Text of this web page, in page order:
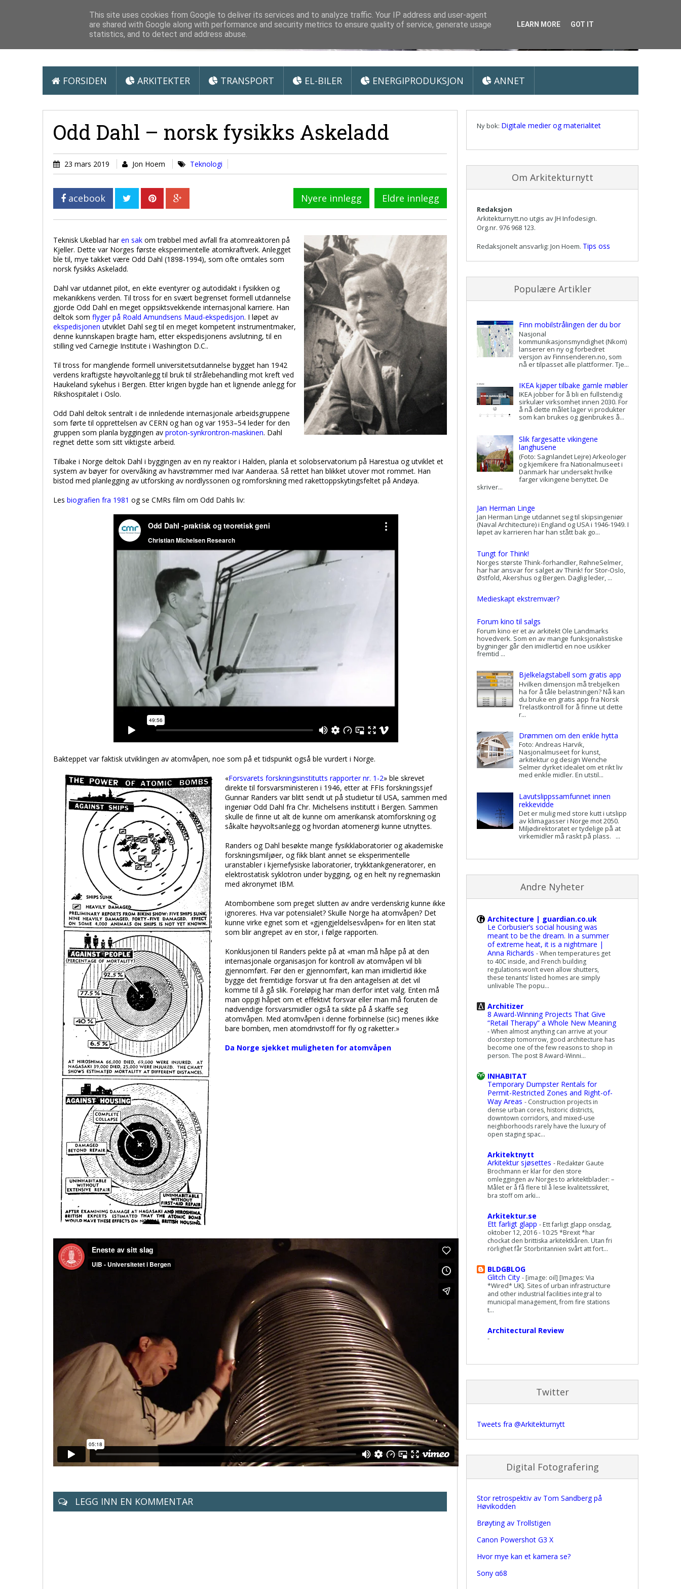
Arkitektur & Miljøteknologi
FORSIDEN ARKITEKTER TRANSPORT EL-BILER ENERGIPRODUKSJON ANNET
Odd Dahl – norsk fysikks Askeladd
23 mars 2019 Jon Hoem Teknologi
acebook Nyere innlegg Eldre innlegg
Teknisk Ukeblad haren sak om trøbbel med avfall fra atomreaktoren på
Kjeller. Dette var Norges første eksperimentelle atomkraftverk. Anlegget
ble til, mye takket være Odd Dahl (1898-1994), som ofte omtales som
norsk fysikks Askeladd.
Dahl var utdannet pilot, en ekte eventyrer og autodidakt i fysikken og
mekanikkens verden. Til tross for en svært begrenset formell utdannelse
gjorde Odd Dahl en meget oppsiktsvekkende internasjonal karriere. Han
deltok som flyger på Roald Amundsens Maud-ekspedisjon. I løpet av
ekspedisjonen utviklet Dahl seg til en meget kompetent instrumentmaker,
denne kunnskapen bragte ham, etter ekspedisjonens avslutning, til en
stilling ved Carnegie Institute i Washington D.C..
Til tross for manglende formell universitetsutdannelse bygget han 1942
verdens kraftigste høyvoltanlegg til bruk til strålebehandling mot kreft ved
Haukeland sykehus i Bergen. Etter krigen bygde han et lignende anlegg for
Rikshospitalet i Oslo.
Odd Dahl deltok sentralt i de innledende internasjonale arbeidsgruppene
som førte til opprettelsen av CERN og han og var 1953–54 leder for den
gruppen som planla byggingen av proton-synkrontron-maskinen. Dahl
regnet dette som sitt viktigste arbeid.
Tilbake i Norge deltok Dahl i byggingen av en ny reaktor i Halden, planla et solobservatorium på Harestua og utviklet et
system av bøyer for overvåking av havstrømmer med Ivar Aanderaa. Så rettet han blikket utover mot rommet. Han
bistod med planlegging av utforsking av nordlyssonen og romforskning med rakettoppskytingsfeltet på Andøya.
Les biografien fra 1981 og se CMRs film om Odd Dahls liv:
Bakteppet var faktisk utviklingen av atomvåpen, noe som på et tidspunkt også ble vurdert i Norge.
«Forsvarets forskningsinstitutts rapporter nr. 1-2​» ble skrevet
direkte til forsvarsministeren i 1946, etter at FFIs forskningssjef
Gunnar Randers var blitt sendt ut på studietur til USA, sammen med
ingeniør Odd Dahl fra Chr. Michelsens institutt i Bergen. Sammen
skulle de finne ut alt de kunne om amerikansk atomforskning og
såkalte høyvoltsanlegg og hvordan atomenergi kunne utnyttes.
Randers og Dahl besøkte mange fysikklaboratorier og akademiske
forskningsmiljøer, og fikk blant annet se eksperimentelle
uranstabler i kjernefysiske laboratorier, trykktankgeneratorer, en
elektrostatisk syklotron under bygging, og en helt ny regnemaskin
med akronymet IBM.
Atombombene som preget slutten av andre verdenskrig kunne ikke
ignoreres. Hva var potensialet? Skulle Norge ha atomvåpen? Det
kunne virke egnet som et «gjengjeldelsesvåpen» for en liten stat
som blir angrepet av en stor, i følge rapporten.
Konklusjonen til Randers pekte på at «man må håpe på at den
internasjonale organisasjon for kontroll av atomvåpen vil bli
gjennomført. Før den er gjennomført, kan man imidlertid ikke
bygge det fremtidige forsvar ut fra den antagelsen at det vil
komme til å gå slik. Foreløpig har man derfor intet valg. Enten må
man oppgi håpet om et effektivt forsvar eller man må foruten de
nødvendige forsvarsmidler også ta sikte på å skaffe seg
atomvåpen. Med atomvåpen i denne forbinnelse (sic) menes ikke
bare bomben, men atomdrivstoff for fly og raketter.»
Da Norge sjekket muligheten for atomvåpen
LEGG INN EN KOMMENTAR
Ny bok: Digitale medier og materialitet
Om Arkitekturnytt
Redaksjon
Arkitekturnytt.no utgis av JH Infodesign.
Org.nr. 976 968 123.
Redaksjonelt ansvarlig: Jon Hoem. Tips oss
Populære Artikler
Finn mobilstrålingen der du bor
Nasjonal
kommunikasjonsmyndighet (Nkom)
lanserer en ny og forbedret
versjon av Finnsenderen.no, som
nå er tilpasset alle plattformer. Tje...
IKEA kjøper tilbake gamle møbler
IKEA jobber for å bli en fullstendig
sirkulær virksomhet innen 2030. For
å nå dette målet lager vi produkter
som kan brukes og gjenbrukes å...
Slik fargesatte vikingene
langhusene
(Foto: Sagnlandet Lejre) Arkeologer
og kjemikere fra Nationalmuseet i
Danmark har undersøkt hvilke
farger vikingene benyttet. De
skriver...
Jan Herman Linge
Jan Herman Linge utdannet seg til skipsingeniør
(Naval Architecture) i England og USA i 1946-1949. I
løpet av karrieren har han stått bak go...
Tungt for Think!
Norges største Think-forhandler, RøhneSelmer,
har har ansvar for salget av Think! for Stor-Oslo,
Østfold, Akershus og Bergen. Daglig leder, ...
Medieskapt ekstremvær?
Forum kino til salgs
Forum kino er et av arkitekt Ole Landmarks
hovedverk. Som en av mange funksjonalistiske
bygninger går den imidlertid en noe usikker
fremtid ...
Bjelkelagstabell som gratis app
Hvilken dimensjon må trebjelken
ha for å tåle belastningen? Nå kan
du bruke en gratis app fra Norsk
Trelastkontroll for å finne ut dette
r...
Drømmen om den enkle hytta
Foto: Andreas Harvik,
Nasjonalmuseet for kunst,
arkitektur og design Wenche
Selmer dyrket idealet om et rikt liv
med enkle midler. En utstil...
Lavutslippssamfunnet innen
rekkevidde
Det er mulig med store kutt i utslipp
av klimagasser i Norge mot 2050.
Miljødirektoratet er tydelige på at
virkemidler må raskt på plass. ...
Andre Nyheter
Architecture | guardian.co.uk
Le Corbusier’s social housing was
meant to be the dream. In a summer
of extreme heat, it is a nightmare |
Anna Richards -When temperatures get
to 40C inside, and French building
regulations won’t even allow shutters,
these tenants’ listed homes are simply
unlivable The popu...
Architizer
8 Award-Winning Projects That Give
“Retail Therapy” a Whole New Meaning
-When almost anything can arrive at your
doorstep tomorrow, good architecture has
become one of the few reasons to shop in
person. The post 8 Award-Winni...
INHABITAT
Temporary Dumpster Rentals for
Permit-Restricted Zones and Right-of-
Way Areas - Construction projects in
dense urban cores, historic districts,
downtown corridors, and mixed-use
neighborhoods rarely have the luxury of
open staging spac...
Arkitektnytt
Arkitektur sjøsettes - Redaktør Gaute
Brochmann er klar for den store
omleggingen av Norges to arkitektblader: –
Målet er å få flere til å lese kvalitetssikret,
bra stoff om arki...
Arkitektur.se
Ett farligt glapp - Ett farligt glapp onsdag,
oktober 12, 2016 - 10:25 *Brexit *har
chockat den brittiska arkitektkåren. Utan fri
rörlighet får Storbritannien svårt att fort...
BLDGBLOG
Glitch City - [image: oil] [Images: Via
*Wired* UK]. Sites of urban infrastructure
and other industrial facilities integral to
municipal management, from fire stations
t...
Architectural Review
-
Twitter
Tweets fra @Arkitekturnytt
Digital Fotografering
Stor retrospektiv av Tom Sandberg på
Høvikodden
Brøyting av Trollstigen
Canon Powershot G3 X
Hvor mye kan et kamera se?
Sony α68
This site uses cookies from Google to deliver its services and to analyze traffic. Your IP address and user-agent
are shared with Google along with performance and security metrics to ensure quality of service, generate usage
statistics, and to detect and address abuse.
LEARN MORE GOT IT